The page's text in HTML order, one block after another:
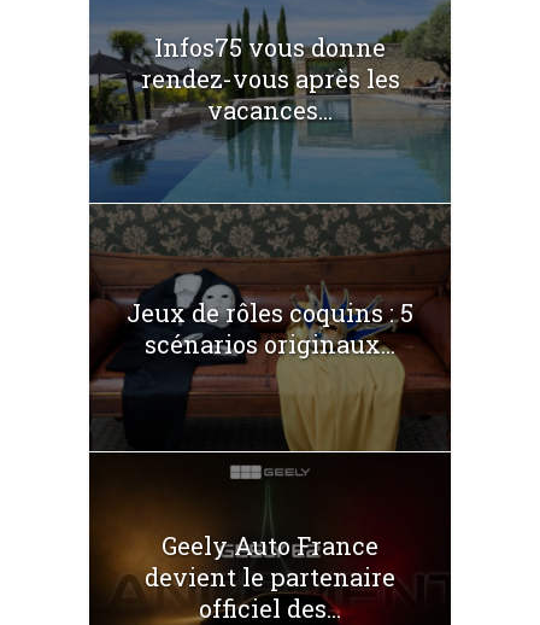
Infos75 vous donne
rendez-vous après les
vacances...
Jeux de rôles coquins : 5
scénarios originaux...
Geely Auto France
devient le partenaire
officiel des...